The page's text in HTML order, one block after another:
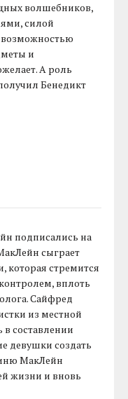
волшебников,
силой
и
А роль
Бенедикт
подписались на
сыграет
которая стремится
вплоть
Сайфред
из местной
в составлении
девушки создать
МакЛейн
жизни и вновь